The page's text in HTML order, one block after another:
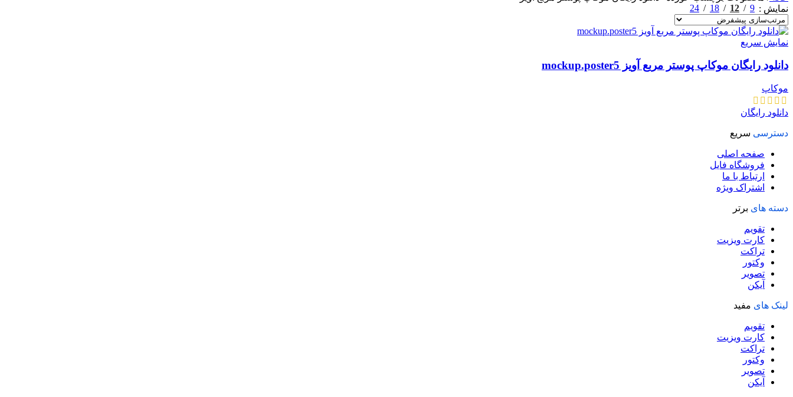
نمایش
9
12
18
24
نمایش سریع
دانلود رایگان موکاپ پوستر مربع آویز mockup.poster5
موکاپ
دانلود رایگان
دسترسی سریع
صفحه اصلی
فروشگاه فایل
ارتباط با ما
اشتراک ویژه
دسته های برتر
تقویم
کارت ویزیت
تراکت
وکتور
تصویر
آیکن
لینک های مفید
تقویم
کارت ویزیت
تراکت
وکتور
تصویر
آیکن